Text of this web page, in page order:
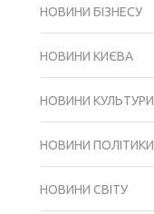
НОВИНИ БІЗНЕСУ
НОВИНИ КИЄВА
НОВИНИ КУЛЬТУРИ
НОВИНИ ПОЛІТИКИ
НОВИНИ СВІТУ